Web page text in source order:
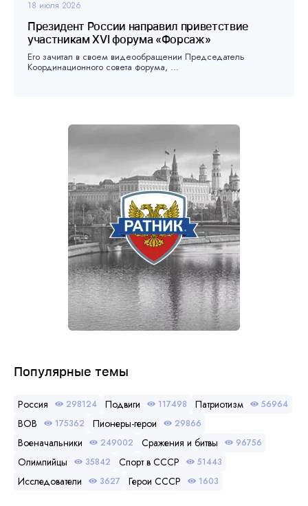
18 июля 2026
Президент России направил приветствие
участникам XVI форума «Форсаж»
Его зачитал в своем видеообращении Председатель
Координационного совета форума, ...
Популярные темы
Россия 298124 Подвиги 117498 Патриотизм 56964
ВОВ 175362 Пионеры-герои 29866
Военачальники 249002 Сражения и битвы 96756
Олимпийцы 35842 Спорт в СССР 51443
Исследователи 3627 Герои СССР 1603